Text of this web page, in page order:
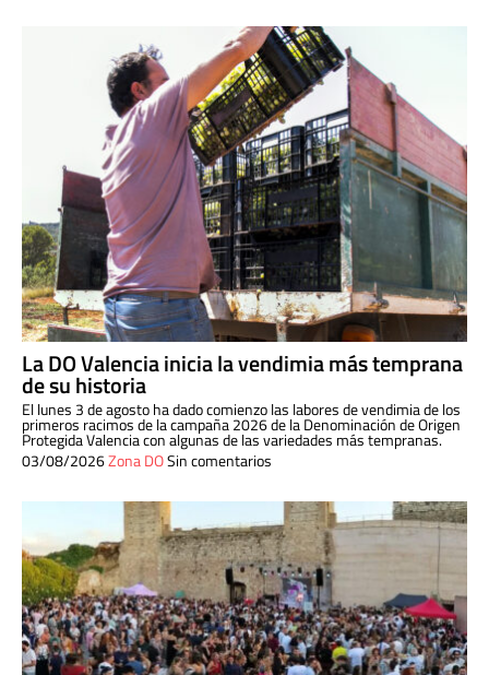
La DO Valencia inicia la vendimia más temprana
de su historia
El lunes 3 de agosto ha dado comienzo las labores de vendimia de los
primeros racimos de la campaña 2026 de la Denominación de Origen
Protegida Valencia con algunas de las variedades más tempranas.
03/08/2026Zona DOSin comentarios